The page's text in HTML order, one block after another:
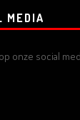
MEDIA
onze social